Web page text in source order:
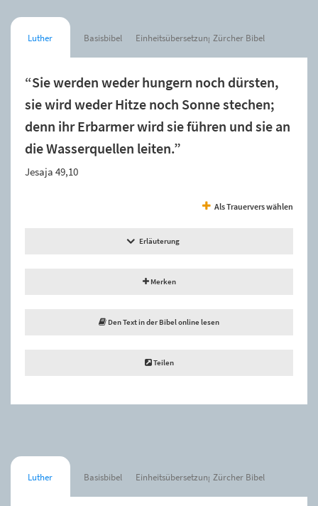
Luther Basisbibel Einheitsübersetzung Zürcher Bibel
“Sie werden weder hungern noch dürsten,
sie wird weder Hitze noch Sonne stechen;
denn ihr Erbarmer wird sie führen und sie an
die Wasserquellen leiten.”
Jesaja 49,10
Als Trauervers wählen
Erläuterung
Merken
Den Text in der Bibel online lesen
Teilen
Luther Basisbibel Einheitsübersetzung Zürcher Bibel